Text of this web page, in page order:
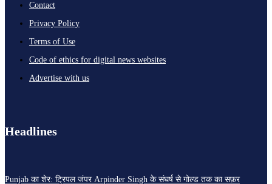
Contact
Privacy Policy
Terms of Use
Code of ethics for digital news websites
Advertise with us
Headlines
Punjab का शेर: ट्रिपल जंपर Arpinder Singh के संघर्ष से गोल्ड तक का सफ़र